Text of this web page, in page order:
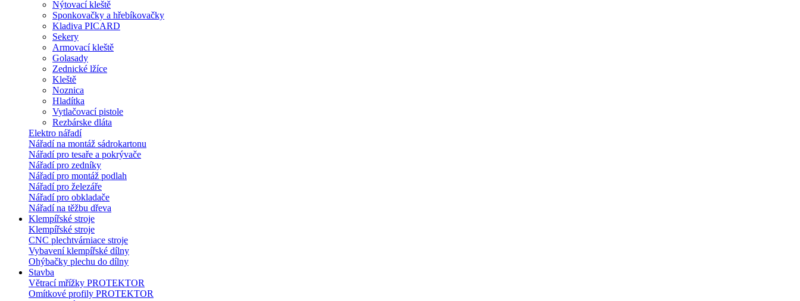
Nýtovací kleště
Sponkovačky a hřebíkovačky
Kladiva PICARD
Sekery
Armovací kleště
Golasady
Zednické lžíce
Kleště
Noznica
Hladítka
Vytlačovací pistole
Rezbárske dláta
Elektro nářadí
Nářadí na montáž sádrokartonu
Nářadí pro tesaře a pokrývače
Nářadí pro zedníky
Nářadí pro montáž podlah
Nářadí pro železáře
Nářadí pro obkladače
Nářadí na těžbu dřeva
Klempířské stroje
Klempířské stroje
CNC plechtvárniace stroje
Vybavení klempířské dílny
Ohýbačky plechu do dílny
Stavba
Větrací mřížky PROTEKTOR
Omítkové profily PROTEKTOR